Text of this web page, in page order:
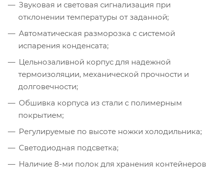
Звуковая и световая сигнализация при
отклонении температуры от заданной;
Автоматическая разморозка с системой
испарения конденсата;
Цельнозаливной корпус для надежной
термоизоляции, механической прочности и
долговечности;
Обшивка корпуса из стали с полимерным
покрытием;
Регулируемые по высоте ножки холодильника;
Светодиодная подсветка;
Наличие 8-ми полок для хранения контейнеров